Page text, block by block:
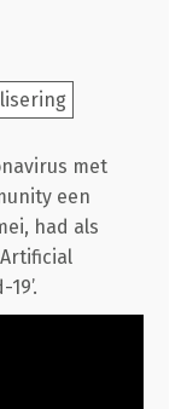
met
een
had als